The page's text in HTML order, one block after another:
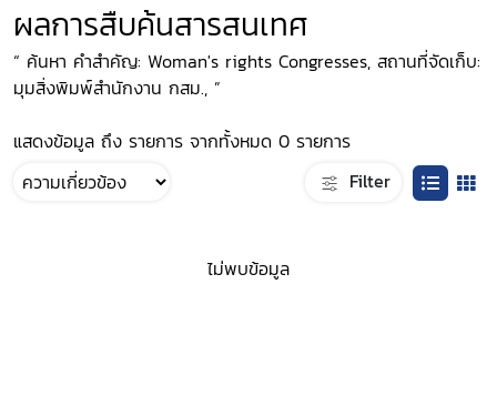
ผลการสืบค้นสารสนเทศ
“ ค้นหา คำสำคัญ: Woman's rights Congresses, สถานที่จัดเก็บ:
มุมสิ่งพิมพ์สำนักงาน กสม., ”
แสดงข้อมูล ถึง รายการ จากทั้งหมด 0 รายการ
Filter
ไม่พบข้อมูล